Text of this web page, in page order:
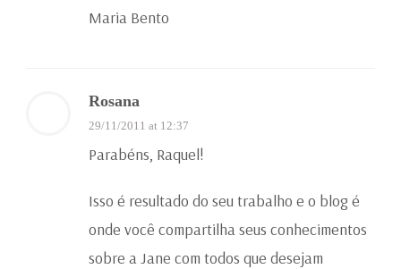
Maria Bento
Rosana
29/11/2011 at 12:37
Parabéns, Raquel!
Isso é resultado do seu trabalho e o blog é
onde você compartilha seus conhecimentos
sobre a Jane com todos que desejam